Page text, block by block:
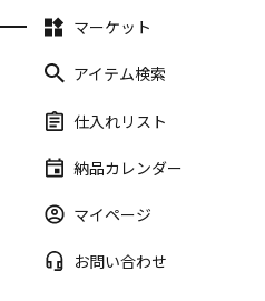
マーケット
アイテム検索
仕入れリスト
納品カレンダー
マイページ
お問い合わせ